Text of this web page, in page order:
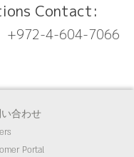
Contact:
604-7066
合わせ
Portal